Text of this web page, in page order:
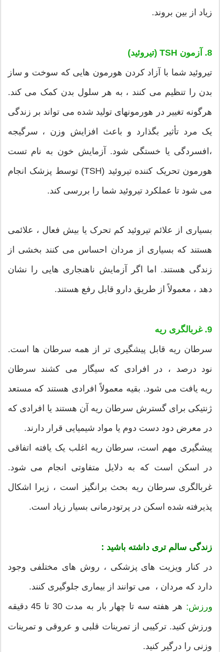
زیاد از بین بروند.
8. آزمون TSH (تیروئید)
تیروئید شما با آزاد کردن هورمون هایی که سوخت و ساز
بدن را تنظیم می کنند ، به هر سلول بدن کمک می کند.
هرگونه تغییر در هورمونهای تولید شده می تواند بر زندگی
یک مرد تأثیر بگذارد و باعث افزایش وزن ، سرگیجه
،افسردگی یا خستگی شود. آزمایش خون به نام تست
هورمون تحریک کننده تیروئید (TSH) توسط پزشک انجام
می شود تا عملکرد تیروئید شما را بررسی کند.
بسیاری از علائم تیروئید کم تحرک یا بیش فعال ، علائمی
هستند که بسیاری از مردان احساس می کنند بخشی از
زندگی هستند. اما اگر آزمایش ناهنجاری هایی را نشان
دهد ، معمولاً از طریق دارو قابل رفع هستند.
9. غربالگری ریه
سرطان ریه قابل پیشگیری تر از همه سرطان ها است.
نود درصد ، در افرادی که سیگار می کشند سرطان
ریه یافت می شود. بقیه معمولاً افرادی هستند که مستعد
ژنتیکی برای گسترش سرطان ریه آن هستند یا افرادی که
در معرض دود دست دوم یا مواد شیمیایی قرار دارند.
پیشگیری مهم است، سرطان ریه اغلب یک یافته اتفاقی
در اسکن است که به دلایل متفاوتی انجام می شود.
غربالگری سرطان ریه بحث برانگیز است ، زیرا اشکال
پذیرفته شده اسکن در پرتودرمانی بسیار زیاد است.
زندگی سالم تری داشته باشید :
در کنار ویزیت های پزشكی ، روش های مختلفی وجود
دارد كه مردان ، می توانند از بیماری جلوگیری كنند.
ورزش: هر هفته سه تا چهار بار به مدت 30 تا 45 دقیقه
ورزش کنید. ترکیبی از تمرینات قلبی و عروقی و تمرینات
وزنی را درگیر کنید.